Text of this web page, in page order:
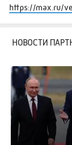
https://max.ru/
НОВОСТИ